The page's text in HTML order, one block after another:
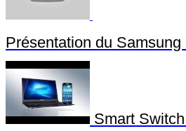
Présentation du
Smart